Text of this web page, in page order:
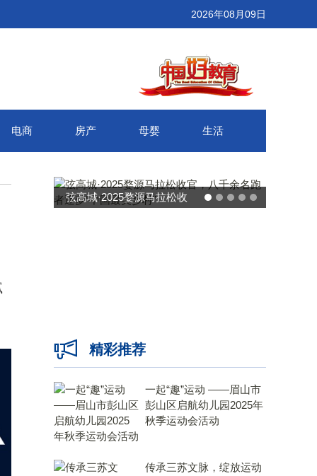
2026年08月09日
电商 房产 母婴 生活
武汉百联奥莱年度感恩季 承
精彩推荐
一起“趣”运动 ——眉山市
彭山区启航幼儿园2025年
秋季运动会活动
传承三苏文脉，绽放运动